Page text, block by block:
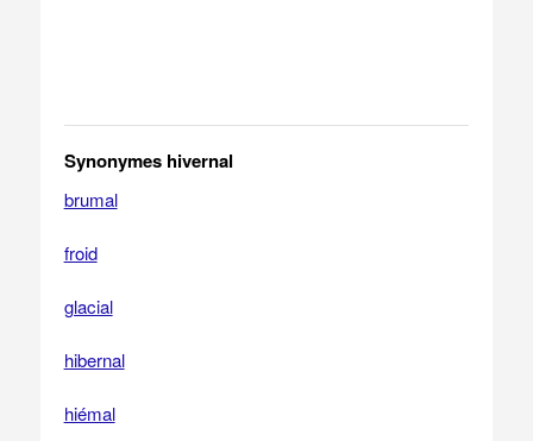
Synonymes hivernal
brumal
froid
glacial
hibernal
hiémal